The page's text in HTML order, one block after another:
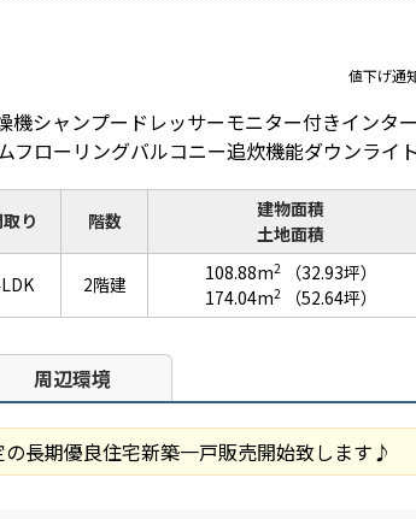
値下げ通
機シャンプードレッサーモニター付きインタ
フローリングバルコニー追炊機能ダウンライ
り 階数
建物面積
土地面積
2階建 108.88m2
（32.93坪）
174.04m2 （52.64坪）
周辺環境
長期優良住宅新築一戸販売開始致します♪